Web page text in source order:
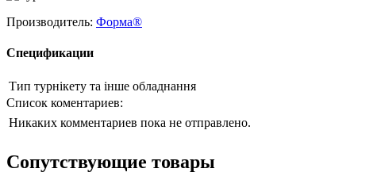
Производитель: Форма®
Спецификации
Тип турнікету та інше обладнання
Список коментариев:
Никаких комментариев пока не отправлено.
Сопутствующие товары